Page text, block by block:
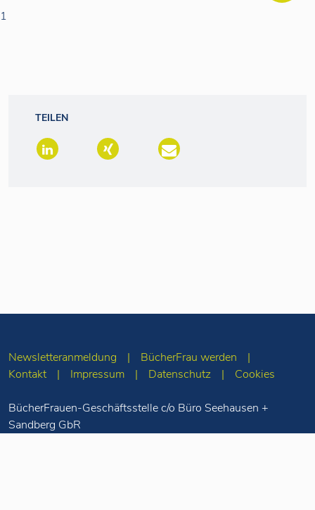
1
TEILEN
Newsletteranmeldung
BücherFrau werden
Kontakt
Impressum Datenschutz Cookies
BücherFrauen-Geschäftsstelle c/o Büro Seehausen +
Sandberg GbR